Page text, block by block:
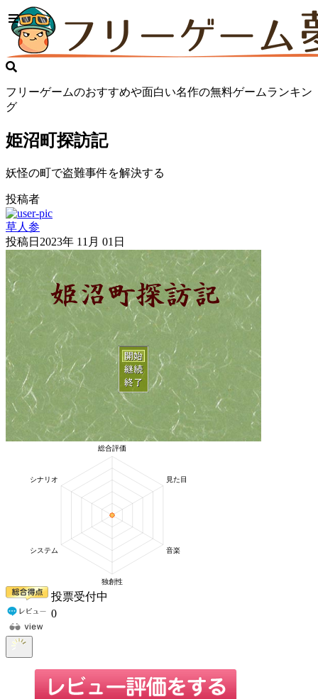
フリーゲームのおすすめや面白い名作の無料ゲームランキン
グ
姫沼町探訪記
妖怪の町で盗難事件を解決する
投稿者
草人参
投稿日 2023年 11月 01日
投票受付中
0